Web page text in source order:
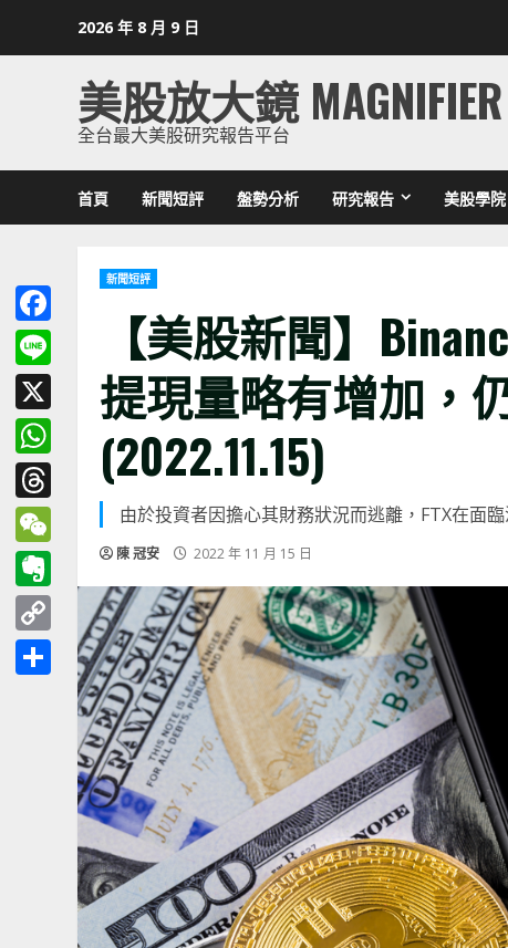
2026 年 8 月 9 日
美股放大鏡 MAGNIFIER
全台最大美股研究報告平台
首頁 新聞短評 盤勢分析 研究報告 美股學院
新聞短評
【美股新聞】
提現量略有增加，
(2022.11.15)
由於投資者因擔心其財務狀況而逃離，FTX在面
陳 冠安 2022 年 11 月 15 日
Facebook
Line
X
WhatsApp
Threads
WeChat
Evernote
Copy